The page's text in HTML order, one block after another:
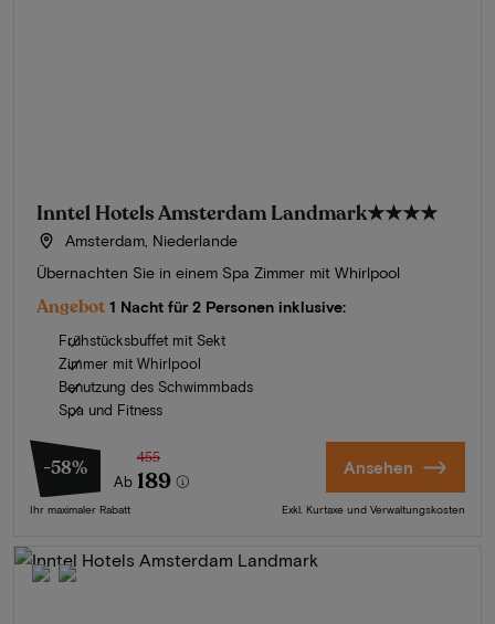
Inntel Hotels Amsterdam Landmark★★★★
Amsterdam, Niederlande
Übernachten Sie in einem Spa Zimmer mit Whirlpool
Angebot 1 Nacht für 2 Personen inklusive:
Frühstücksbuffet mit Sekt
Zimmer mit Whirlpool
Benutzung des Schwimmbads
Spa und Fitness
-58%
Ab
455
189
Ihr maximaler Rabatt
Ansehen
Exkl. Kurtaxe und Verwaltungskosten